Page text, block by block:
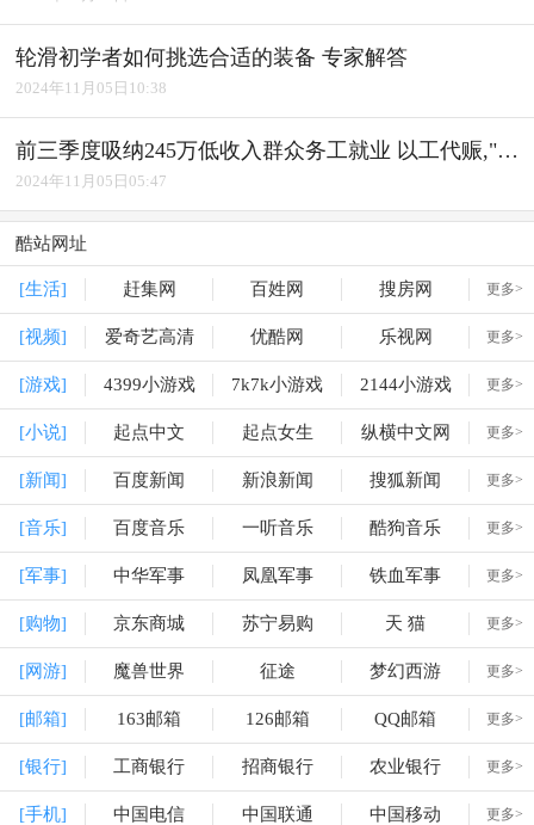
轮滑初学者如何挑选合适的装备 专家解答
2024年11月05日10:38
前三季度吸纳245万低收入群众务工就业 以工代赈,"赈"出实效
2024年11月05日05:47
酷站网址
[生活] 赶集网 百姓网 搜房网 更多>
[视频] 爱奇艺高清 优酷网 乐视网 更多>
[游戏] 4399小游戏 7k7k小游戏 2144小游戏 更多>
[小说] 起点中文 起点女生 纵横中文网 更多>
[新闻] 百度新闻 新浪新闻 搜狐新闻 更多>
[音乐] 百度音乐 一听音乐 酷狗音乐 更多>
[军事] 中华军事 凤凰军事 铁血军事 更多>
[购物] 京东商城 苏宁易购 天 猫 更多>
[网游] 魔兽世界 征途 梦幻西游 更多>
[邮箱] 163邮箱 126邮箱 QQ邮箱 更多>
[银行] 工商银行 招商银行 农业银行 更多>
[手机] 中国电信 中国联通 中国移动 更多>